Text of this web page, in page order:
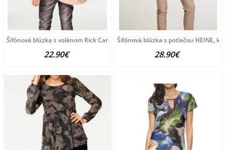
Šifónová blúzka s volánom Rick Cardona, púdrová
22.90€
Šifónová blúzka s potlačou HEINE,
28.90€